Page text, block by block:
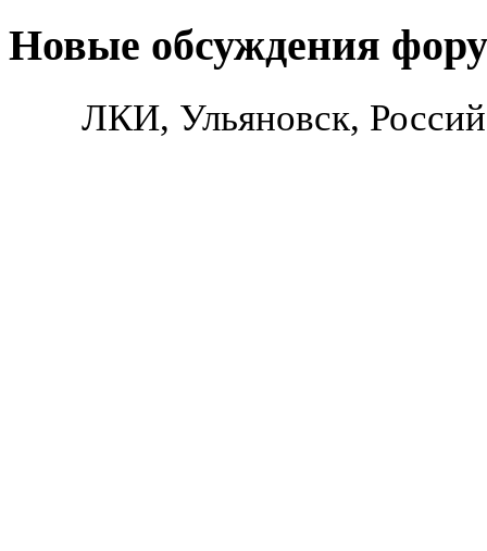
Новые обсуждения
ЛКИ, Ульяновск,